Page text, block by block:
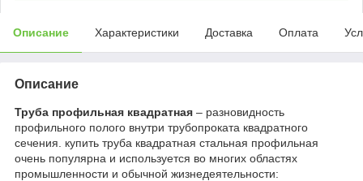
Описание Характеристики Доставка Оплата
Описание
Труба профильная квадратная – разновидность
профильного полого внутри трубопроката квадратного
сечения. купить труба квадратная стальная профильная
очень популярна и используется во многих областях
промышленности и обычной жизнедеятельности: